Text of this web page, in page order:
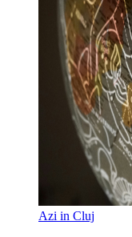
Azi in Cluj